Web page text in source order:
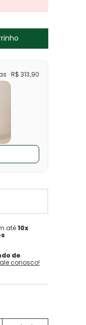
·R$ 313,90
até10x
de
conosco!